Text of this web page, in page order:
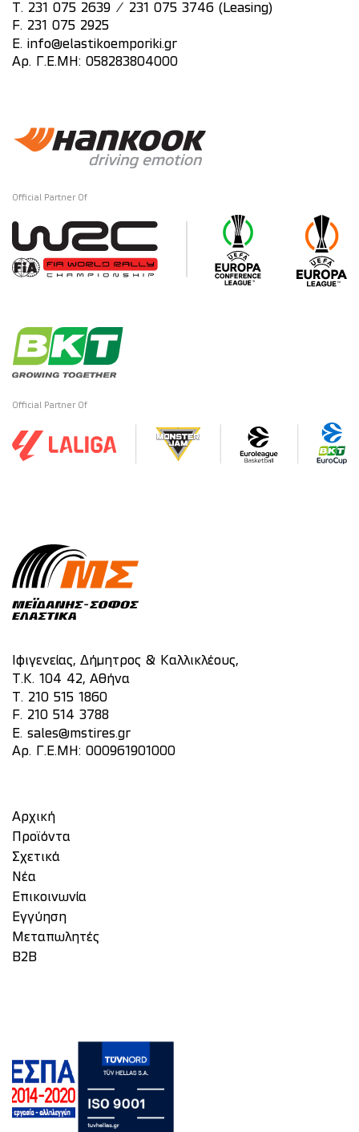
T. 231 075 2639 /
231 075 3746 (Leasing)
F. 231 075 2925
E.
info@elastikoemporiki.gr
Αρ. Γ.Ε.ΜΗ: 058283804000
Official Partner Of
Official Partner Of
Ιφιγενείας, Δήμητρος & Καλλικλέους,
Τ.Κ. 104 42, Αθήνα
T. 210 515 1860
F. 210 514 3788
E. sales@mstires.gr
Αρ. Γ.Ε.ΜΗ: 000961901000
Αρχική
Προϊόντα
Σχετικά
Νέα
Επικοινωνία
Eγγύηση
Μεταπωλητές
Β2Β